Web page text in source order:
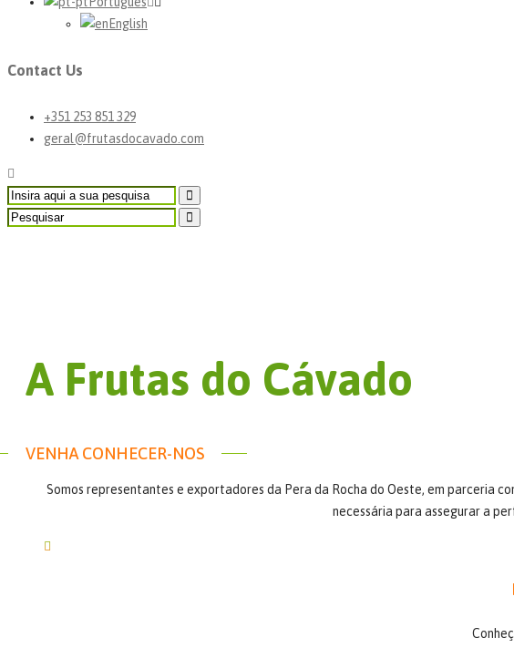
English
Contact Us
+351 253 851 329
geral@frutasdocavado.com
A Frutas do Cávado
VENHA CONHECER-NOS
Somos representantes e exportadores da Pera da Rocha do Oeste, em parceria
necessária para assegurar a